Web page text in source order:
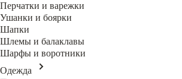
Перчатки и варежки
Ушанки и боярки
Шапки
Шлемы и балаклавы
Шарфы и воротники
Одежда